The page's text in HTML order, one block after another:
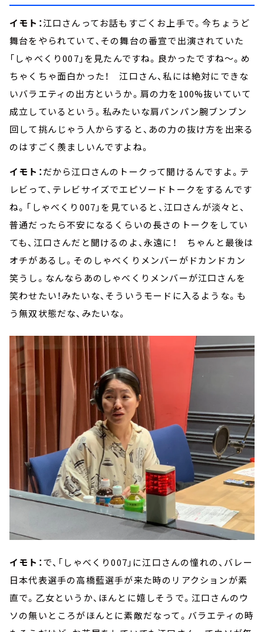
イモト：江口さんってお話もすごくお上手で。今ちょうど
舞台をやられていて、その舞台の番宣で出演されていた
「しゃべくり007」を見たんですね。良かったですね～。め
ちゃくちゃ面白かった！ 江口さん、私には絶対にできな
いバラエティの出方というか。肩の力を100%抜いていて
成立しているという。私みたいな肩パンパン腕ブンブン
回して挑んじゃう人からすると、あの力の抜け方を出来る
のはすごく羨ましいんですよね。
イモト：だから江口さんのトークって聞けるんですよ。テ
レビって、テレビサイズでエピソードトークをするんです
ね。「しゃべくり007」を見ていると、江口さんが淡々と、
普通だったら不安になるくらいの長さのトークをしてい
ても、江口さんだと聞けるのよ、永遠に！ ちゃんと最後は
オチがあるし。そのしゃべくりメンバーがドカンドカン
笑うし。なんならあのしゃべくりメンバーが江口さんを
笑わせたい！みたいな、そういうモードに入るような。も
う無双状態だな、みたいな。
イモト：で、「しゃべくり007」に江口さんの憧れの、バレー
日本代表選手の高橋藍選手が来た時のリアクションが素
直で。乙女というか、ほんとに嬉しそうで。江口さんのウ
ソの無いところがほんとに素敵だなって。バラエティの時